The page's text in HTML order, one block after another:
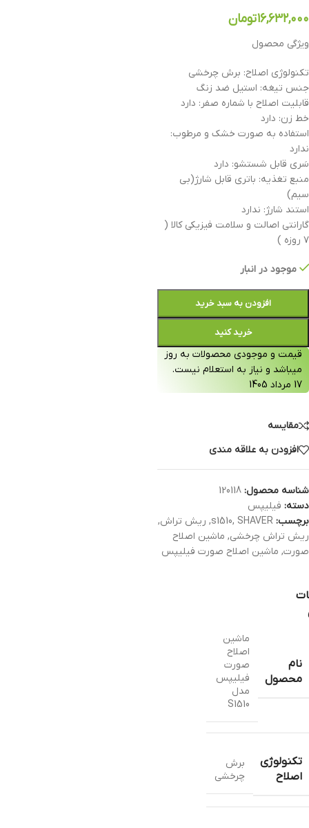
۱۶,۶۳۲,۰۰۰تومان
ویژگی محصول
تکنولوژی اصلاح: برش چرخشی
جنس تیغه: استیل ضد زنگ
قابلیت اصلاح با شماره صفر: دارد
خط زن: دارد
استفاده به صورت خشک و مرطوب:
ندارد
سَری قابل شستشو: دارد
منبع تغذیه: باتری قابل شارژ(بی
سیم)
استند شارژ: ندارد
گارانتی اصالت و سلامت فیزیکی کالا (
۷ روزه )
موجود در انبار
افزودن به سبد خرید
خرید کنید
قیمت و موجودی محصولات به روز
میباشد و نیاز به استعلام نیست.
17 مرداد 1405
مقایسه
افزودن به علاقه مندی
شناسه محصول: 120118
دسته: فیلیپس
برچسب:
s1510, SHAVER
, ریش تراش,
ریش تراش چرخشی, ماشین اصلاح
صورت, ماشین اصلاح صورت فیلیپس
نام
محصول
ماشین
اصلاح
صورت
فیلیپس
مدل
S1510
تکنولوژی
اصلاح
برش
چرخشي